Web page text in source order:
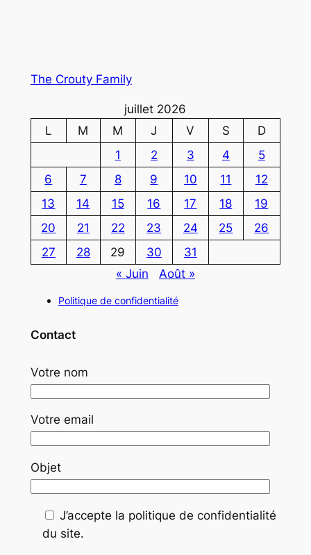
The Crouty Family
juillet 2026
L
M M J V S
D
1
2 3 4
5
6
7 8 9 10 11
12
13
14 15 16 17 18
19
20
21 22 23 24 25
26
27
28 29 30
31
« Juin
Août »
Politique de confidentialité
Contact
Votre nom
Votre email
Objet
J’accepte la politique de confidentialité
du site.